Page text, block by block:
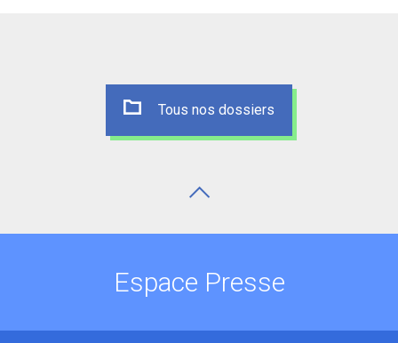
Tous nos dossiers
Espace Presse